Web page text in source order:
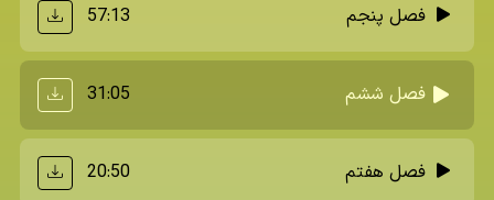
فصل پنجم 57:13
فصل ششم 31:05
فصل هفتم 20:50